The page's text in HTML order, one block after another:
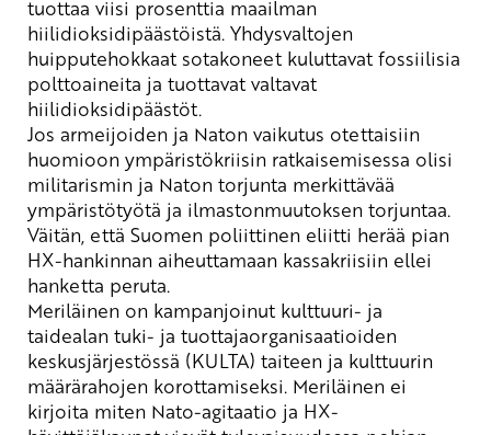
tuottaa viisi prosenttia maailman
hiilidioksidipäästöistä. Yhdysvaltojen
huipputehokkaat sotakoneet kuluttavat fossiilisia
polttoaineita ja tuottavat valtavat
hiilidioksidipäästöt.
Jos armeijoiden ja Naton vaikutus otettaisiin
huomioon ympäristökriisin ratkaisemisessa olisi
militarismin ja Naton torjunta merkittävää
ympäristötyötä ja ilmastonmuutoksen torjuntaa.
Väitän, että Suomen poliittinen eliitti herää pian
HX-hankinnan aiheuttamaan kassakriisiin ellei
hanketta peruta.
Meriläinen on kampanjoinut kulttuuri- ja
taidealan tuki- ja tuottajaorganisaatioiden
keskusjärjestössä (KULTA) taiteen ja kulttuurin
määrärahojen korottamiseksi. Meriläinen ei
kirjoita miten Nato-agitaatio ja HX-